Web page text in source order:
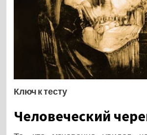
Ключ к тесту
Человеческий